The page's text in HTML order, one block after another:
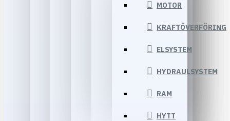
MOTOR
KRAFTÖVERFÖRING
ELSYSTEM
HYDRAULSYSTEM
RAM
HYTT